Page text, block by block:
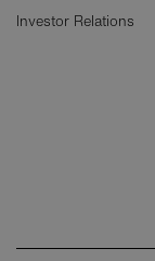
Investor Relations